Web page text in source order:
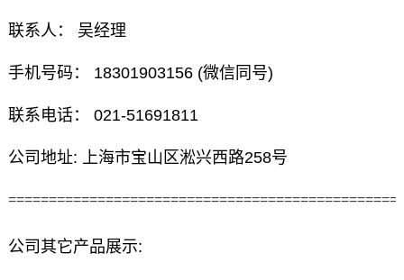
联系人： 吴经理
手机号码： 18301903156 (微信同号)
联系电话： 021-51691811
公司地址: 上海市宝山区淞兴西路258号
公司其它产品展示: